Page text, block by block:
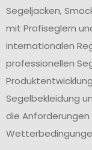
Segeljacken,
mit Profiseglern
internationalen
professionellen
Segelbekleidung
die Anforderungen